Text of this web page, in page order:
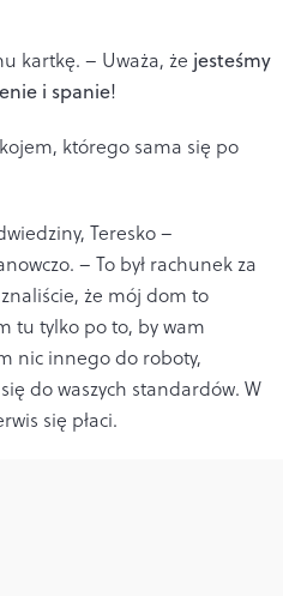
kartkę. – Uważa, że jesteśmy
i spanie!
którego sama się po
Teresko –
– To był rachunek za
że mój dom to
tu tylko po to, by wam
nic innego do roboty,
do waszych standardów. W
się płaci.